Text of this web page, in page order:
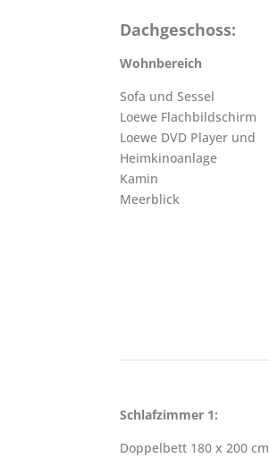
Dachgeschoss:
Wohnbereich
Sofa und Sessel
Loewe Flachbildschirm
Loewe DVD Player und
Heimkinoanlage
Kamin
Meerblick
Schlafzimmer 1:
Doppelbett 180 x 200 cm